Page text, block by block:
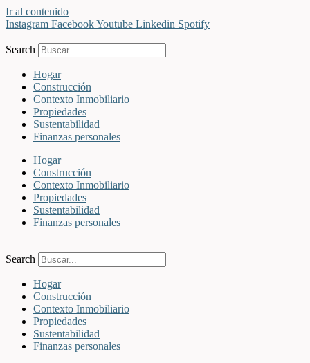
Ir al contenido
Instagram FacebookYoutube Linkedin Spotify
Search
Hogar
Construcción
Contexto Inmobiliario
Propiedades
Sustentabilidad
Finanzas personales
Hogar
Construcción
Contexto Inmobiliario
Propiedades
Sustentabilidad
Finanzas personales
Search
Hogar
Construcción
Contexto Inmobiliario
Propiedades
Sustentabilidad
Finanzas personales